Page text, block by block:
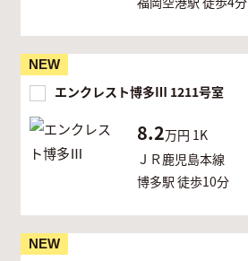
NEW
エンクレスト博多Ⅲ 1211号室
8.2万円 1K
ＪＲ鹿児島本線
博多駅 徒歩10分
NEW